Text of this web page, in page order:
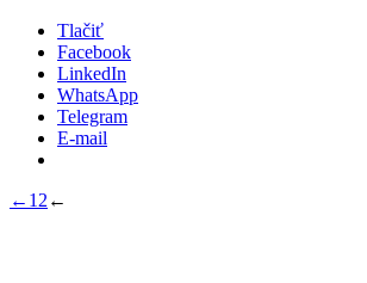
Tlačiť
Facebook
LinkedIn
WhatsApp
Telegram
E-mail
← 1 2 ←